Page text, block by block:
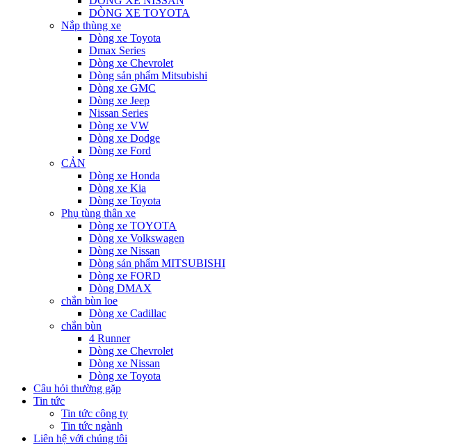
DÒNG XE TOYOTA
Nắp thùng xe
Dòng xe Toyota
Dmax Series
Dòng xe Chevrolet
Dòng sản phẩm Mitsubishi
Dòng xe GMC
Dòng xe Jeep
Nissan Series
Dòng xe VW
Dòng xe Dodge
Dòng xe Ford
CẢN
Dòng xe Honda
Dòng xe Kia
Dòng xe Toyota
Phụ tùng thân xe
Dòng xe TOYOTA
Dòng xe Volkswagen
Dòng xe Nissan
Dòng sản phẩm MITSUBISHI
Dòng xe FORD
Dòng DMAX
chắn bùn loe
Dòng xe Cadillac
chắn bùn
4 Runner
Dòng xe Chevrolet
Dòng xe Nissan
Dòng xe Toyota
Câu hỏi thường gặp
Tin tức
Tin tức công ty
Tin tức ngành
Liên hệ với chúng tôi